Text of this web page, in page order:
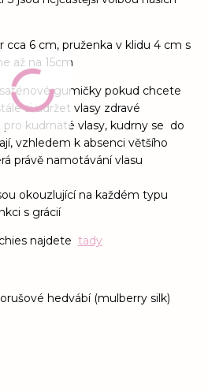
cca 6 cm, pruženka v klidu 4 cm s
až na 15cm
gumičky pokud chcete
si udržet vlasy zdravé
pro kudrnaté vlasy, kudrny se do
vzhledem k absenci většího
právě namotávání vlasu
okouzlující na každém typu
s grácií
najdete tady
hedvábí (mulberry silk)